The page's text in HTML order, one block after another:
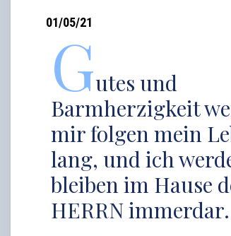
01/05/21
Gutes und
Barmherzigkeit
mir folgen mein
lang, und ich
bleiben im Hause
HERRN immerdar.